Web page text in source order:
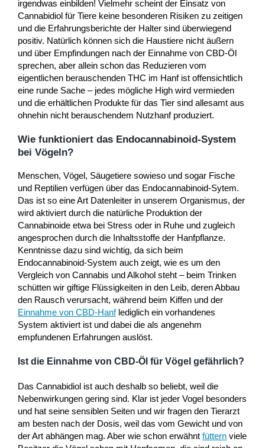
irgendwas einbilden! Vielmehr scheint der Einsatz von
Cannabidiol für Tiere keine besonderen Risiken zu zeitigen
und die Erfahrungsberichte der Halter sind überwiegend
positiv. Natürlich können sich die Haustiere nicht äußern
und über Empfindungen nach der Einnahme von CBD-Öl
sprechen, aber allein schon das Reduzieren vom
eigentlichen berauschenden THC im Hanf ist offensichtlich
eine runde Sache – jedes mögliche High wird vermieden
und die erhältlichen Produkte für das Tier sind allesamt aus
ohnehin nicht berauschendem Nutzhanf produziert.
Wie funktioniert das Endocannabinoid-System
bei Vögeln?
Menschen, Vögel, Säugetiere sowieso und sogar Fische
und Reptilien verfügen über das Endocannabinoid-Sytem.
Das ist so eine Art Datenleiter in unserem Organismus, der
wird aktiviert durch die natürliche Produktion der
Cannabinoide etwa bei Stress oder in Ruhe und zugleich
angesprochen durch die Inhaltsstoffe der Hanfpflanze.
Kenntnisse dazu sind wichtig, da sich beim
Endocannabinoid-System auch zeigt, wie es um den
Vergleich von Cannabis und Alkohol steht – beim Trinken
schütten wir giftige Flüssigkeiten in den Leib, deren Abbau
den Rausch verursacht, während beim Kiffen und der
Einnahme von CBD-Hanflediglich ein vorhandenes
System aktiviert ist und dabei die als angenehm
empfundenen Erfahrungen auslöst.
Ist die Einnahme von CBD-Öl für Vögel gefährlich?
Das Cannabidiol ist auch deshalb so beliebt, weil die
Nebenwirkungen gering sind. Klar ist jeder Vogel besonders
und hat seine sensiblen Seiten und wir fragen den Tierarzt
am besten nach der Dosis, weil das vom Gewicht und von
der Art abhängen mag. Aber wie schon erwähnt füttern viele